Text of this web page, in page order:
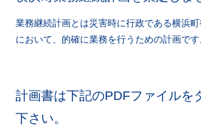
業務継続計画とは災害時に行政である横浜
において、的確に業務を行うための計画です
計画書は下記のPDFファイルを
下さい。